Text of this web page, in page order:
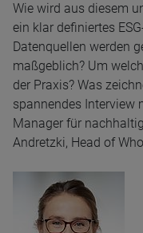
Wie wird aus diesem
ein klar definiertes
Datenquellen werden
maßgeblich? Um
der Praxis? Was
spannendes Interview
Manager für
Andretzki, Head of